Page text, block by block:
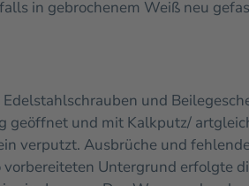
in gebrochenem Weiß neu
und
geöffnet und mit Kalkputz/
verputzt. Ausbrüche und fehlende
vorbereiteten Untergrund erfolgte